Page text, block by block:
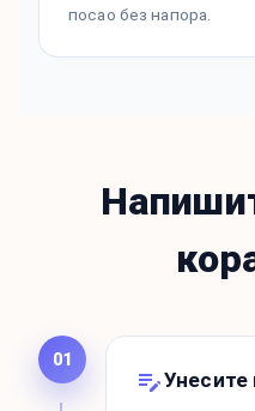
посао без напора.
01
Унесите